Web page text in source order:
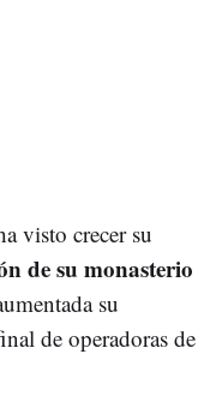
visto crecer su
de su monasterio
su
de operadoras de